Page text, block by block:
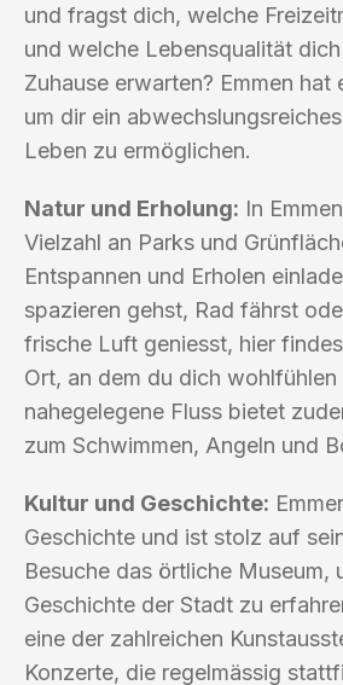
und fragst dich, welche
und welche Lebensqualität
Zuhause erwarten? Emmen hat
um dir ein
Leben zu ermöglichen.
Natur und Erholung: In
Vielzahl an Parks und
Entspannen und Erholen
spazieren gehst, Rad fährst
frische Luft geniesst, hier
Ort, an dem du dich
nahegelegene Fluss bietet
zum Schwimmen, Angeln und
Kultur und Geschichte:
Geschichte und ist stolz auf
Besuche das örtliche Museum,
Geschichte der Stadt zu
eine der zahlreichen
Konzerte, die regelmässig